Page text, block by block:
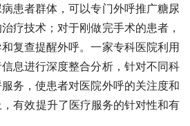
患者群体，可以专门外呼推广糖尿
疗技术；对于刚做完手术的患者，
复查提醒外呼。一家专科医院利用
息进行深度整合分析，针对不同科
务，使患者对医院外呼的关注度和
有效提升了医疗服务的针对性和有